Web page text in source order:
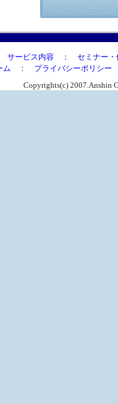
サービス内容： セミナー
ム ： プライバシーポリシー
Copyrights(c) 2007.Anshin